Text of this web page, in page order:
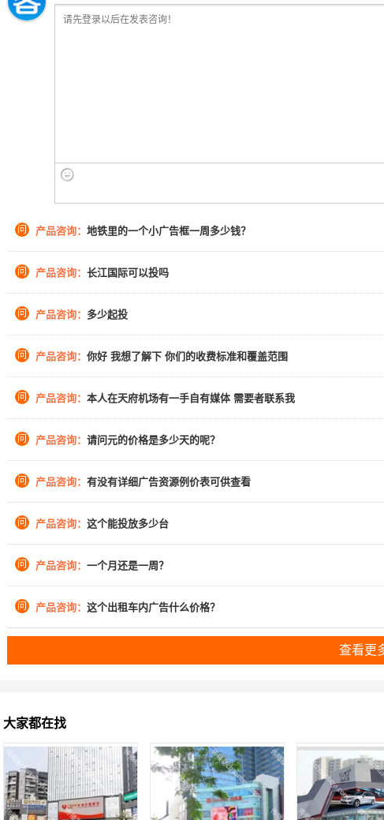
问 产品咨询： 地铁里的一个小广告框一周多少钱？
问 产品咨询： 长江国际可以投吗
问 产品咨询： 多少起投
问 产品咨询： 你好 我想了解下 你们的收费标准和覆盖范围
问 产品咨询： 本人在天府机场有一手自有媒体 需要者联系我
问 产品咨询： 请问元的价格是多少天的呢？
问 产品咨询： 有没有详细广告资源例价表可供查看
问 产品咨询： 这个能投放多少台
问 产品咨询： 一个月还是一周？
问 产品咨询： 这个出租车内广告什么价格？
查看更
大家都在找